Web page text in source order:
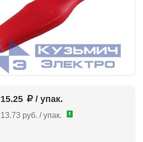
15.25 / упак.
13.73 руб. / упак. !